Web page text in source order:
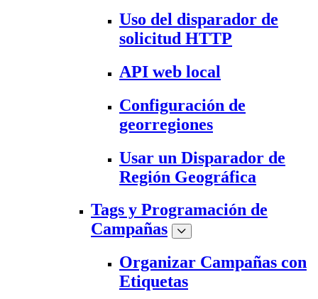
Uso del disparador de
solicitud HTTP
API web local
Configuración de
georregiones
Usar un Disparador de
Región Geográfica
Tags y Programación de
Campañas
Organizar Campañas con
Etiquetas